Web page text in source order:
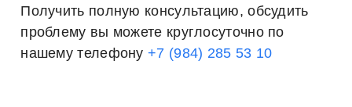
Получить полную консультацию, обсудить
проблему вы можете круглосуточно по
нашему телефону+7 (984) 285 53 10